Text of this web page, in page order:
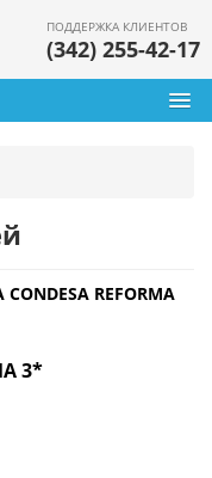
ПОДДЕРЖКА КЛИЕНТОВ
(342) 255-42-17
CONDESA REFORMA
3*